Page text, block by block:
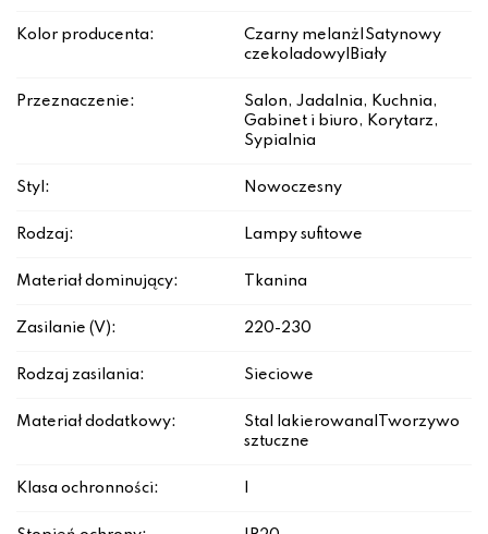
Kolor producenta:
Czarny melanż|Satynowy
czekoladowy|Biały
Przeznaczenie:
Salon, Jadalnia, Kuchnia,
Gabinet i biuro, Korytarz,
Sypialnia
Styl: Nowoczesny
Rodzaj: Lampy sufitowe
Materiał dominujący: Tkanina
Zasilanie (V): 220-230
Rodzaj zasilania: Sieciowe
Materiał dodatkowy:
Stal lakierowana|Tworzywo
sztuczne
Klasa ochronności: